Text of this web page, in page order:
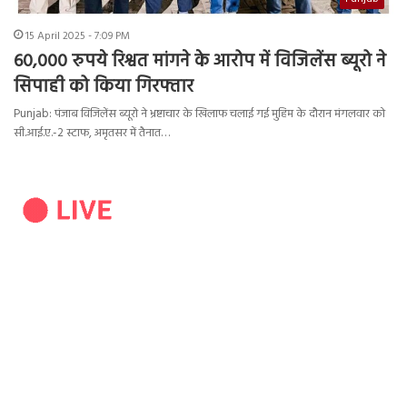
15 April 2025 - 7:09 PM
60,000 रुपये रिश्वत मांगने के आरोप में विजिलेंस ब्यूरो ने
सिपाही को किया गिरफ्तार
Punjab: पंजाब विजिलेंस ब्यूरो ने भ्रष्टाचार के खिलाफ चलाई गई मुहिम के दौरान मंगलवार को
सी.आई.ए.-2 स्टाफ, अमृतसर में तैनात…